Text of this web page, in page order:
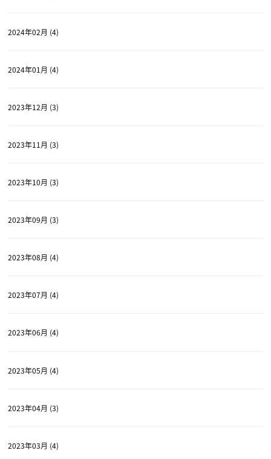
2024年02月 (4)
2024年01月 (4)
2023年12月 (3)
2023年11月 (3)
2023年10月 (3)
2023年09月 (3)
2023年08月 (4)
2023年07月 (4)
2023年06月 (4)
2023年05月 (4)
2023年04月 (3)
2023年03月 (4)